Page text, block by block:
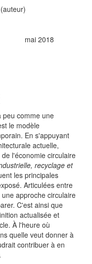
mai 2018
peu comme une
le modèle
En s'appuyant
actuelle,
l'économie circulaire
recyclage et
les principales
Articulées entre
approche circulaire
C'est ainsi que
actualisée et
À l'heure où
quelle veut donner à
contribuer à en